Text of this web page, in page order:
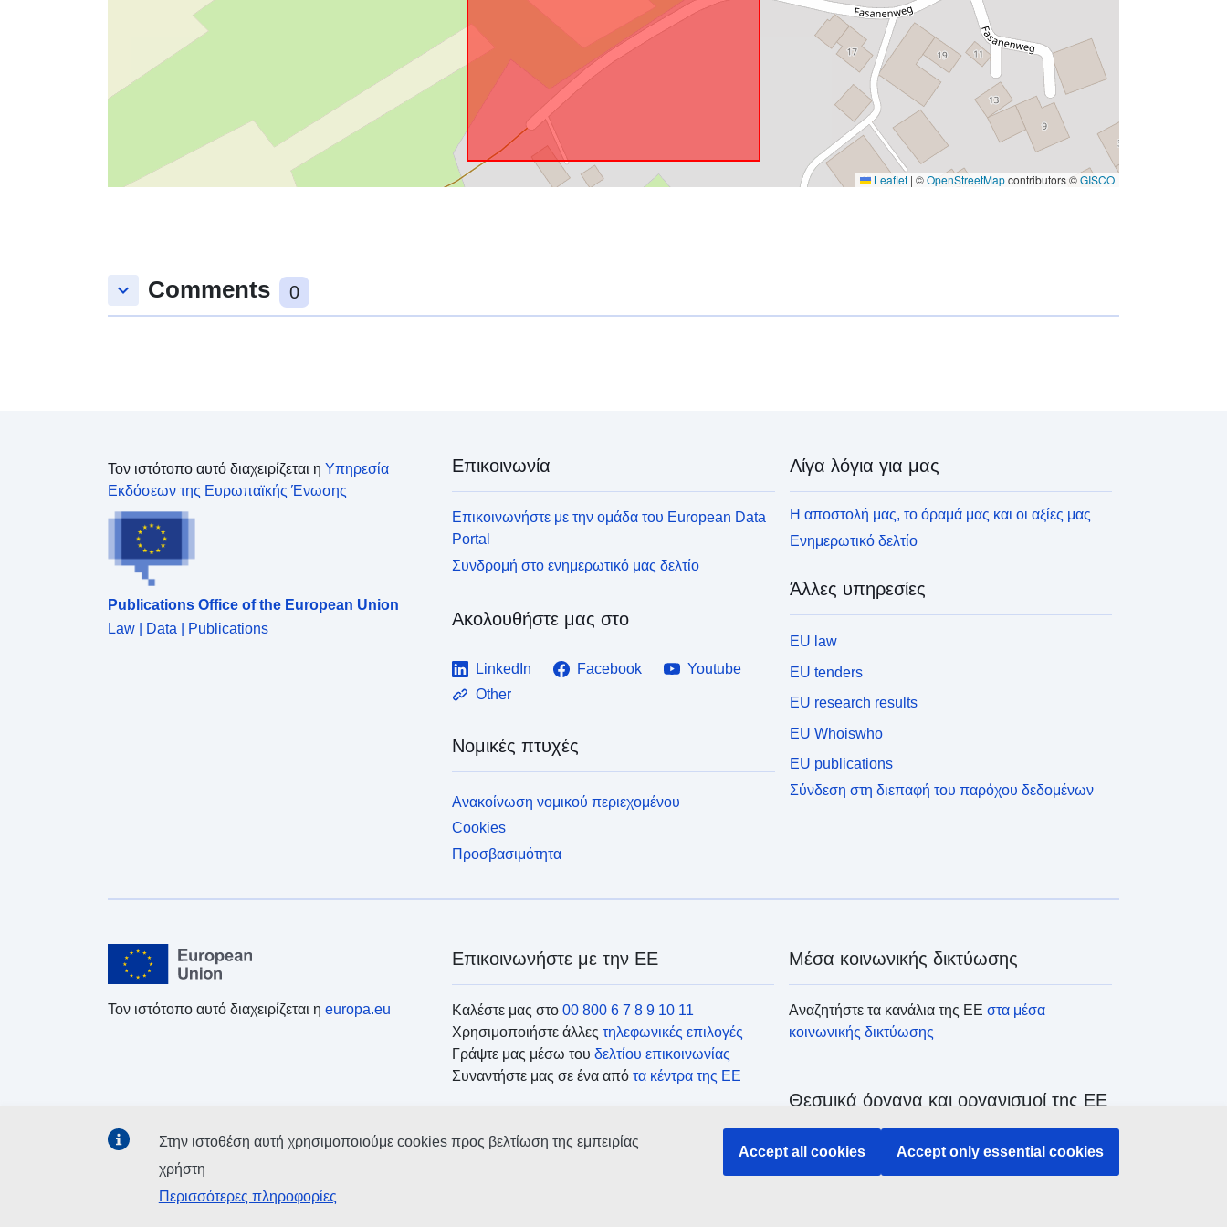
Leaflet | ©OpenStreetMapcontributors ©GISCO
keyboard_arrow_down Comments 0
Τον ιστότοπο αυτό διαχειρίζεται η Υπηρεσία
Εκδόσεων της Ευρωπαϊκής Ένωσης
Publications Office of the European Union
Law | Data | Publications
Επικοινωνία
Επικοινωνήστε με την ομάδα του European Data
Portal
Συνδρομή στο ενημερωτικό μας δελτίο
Ακολουθήστε μας στο
LinkedIn Facebook
Youtube
Other
Νομικές πτυχές
Ανακοίνωση νομικού περιεχομένου
Cookies
Προσβασιμότητα
Λίγα λόγια για μας
Η αποστολή μας, το όραμά μας και οι αξίες μας
Ενημερωτικό δελτίο
Άλλες υπηρεσίες
EU law
EU tenders
EU research results
EU Whoiswho
EU publications
Σύνδεση στη διεπαφή του παρόχου δεδομένων
Τον ιστότοπο αυτό διαχειρίζεται η europa.eu
Επικοινωνήστε με την ΕΕ
Καλέστε μας στο 00 800 6 7 8 9 10 11
Χρησιμοποιήστε άλλες τηλεφωνικές επιλογές
Γράψτε μας μέσω του δελτίου επικοινωνίας
Συναντήστε μας σε ένα από τα κέντρα της ΕΕ
Μέσα κοινωνικής δικτύωσης
Αναζητήστε τα κανάλια της ΕΕστα μέσα
κοινωνικής δικτύωσης
Θεσμικά όργανα και οργανισμοί της ΕΕ
Αναζήτηση όλων των θεσμικών και λοιπών
οργάνων και οργανισμών της ΕΕ
Στην ιστοθέση αυτή χρησιμοποιούμε cookies προς βελτίωση της εμπειρίας
χρήστη
Περισσότερες πληροφορίες
Accept all cookies Accept only essential cookies